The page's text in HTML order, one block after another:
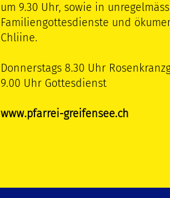
um 9.30 Uhr, sowie in
Familiengottesdienste und
Chliine.
Donnerstags 8.30 Uhr
9.00 Uhr Gottesdienst
www.pfarrei-greifensee.ch